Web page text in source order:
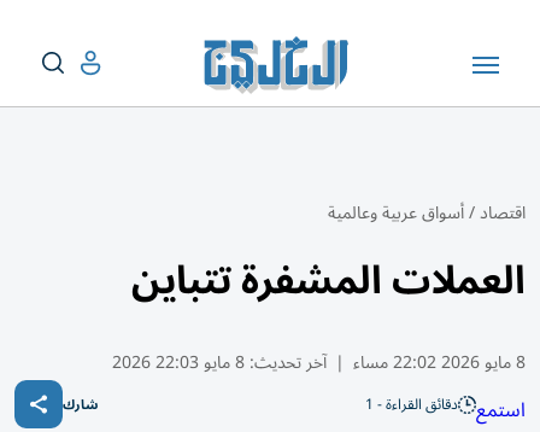
اقتصاد/أسواق عربية وعالمية
العملات المشفرة تتباين
8 مايو 2026 22:02 مساء | آخر تحديث:8 مايو 22:03 2026
استمع دقائق القراءة - 1 شارك